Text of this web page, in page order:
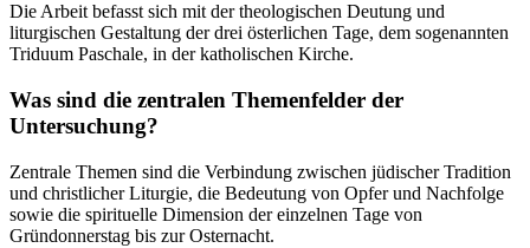
Die Arbeit befasst sich mit der theologischen Deutung und
liturgischen Gestaltung der drei österlichen Tage, dem sogenannten
Triduum Paschale, in der katholischen Kirche.
Was sind die zentralen Themenfelder der
Untersuchung?
Zentrale Themen sind die Verbindung zwischen jüdischer Tradition
und christlicher Liturgie, die Bedeutung von Opfer und Nachfolge
sowie die spirituelle Dimension der einzelnen Tage von
Gründonnerstag bis zur Osternacht.